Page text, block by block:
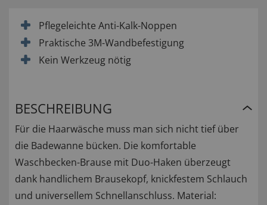
Pflegeleichte Anti-Kalk-Noppen
Praktische 3M-Wandbefestigung
Kein Werkzeug nötig
BESCHREIBUNG
Für die Haarwäsche muss man sich nicht tief über
die Badewanne bücken. Die komfortable
Waschbecken-Brause mit Duo-Haken überzeugt
dank handlichem Brausekopf, knickfestem Schlauch
und universellem Schnellanschluss. Material: